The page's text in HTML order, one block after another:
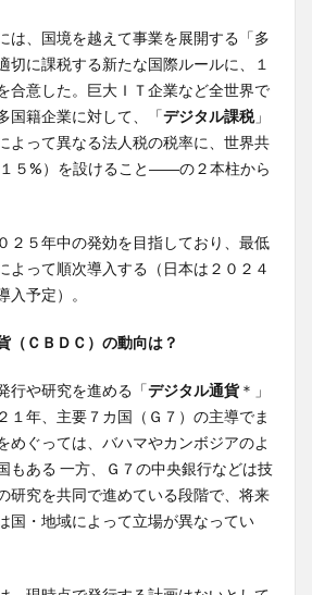
は、国境を越えて事業を展開する「多
切に課税する新たな国際ルールに、１
合意した。巨大ＩＴ企業など全世界で
国籍企業に対して、「デジタル課税」
よって異なる法人税の税率に、世界共
５%）を設けること――の２本柱から
２５年中の発効を目指しており、最低
よって順次導入する（日本は２０２４
入予定）。
（ＣＢＤＣ）の動向は？
行や研究を進める「デジタル通貨 ＊」
１年、主要７カ国（Ｇ７）の主導でま
めぐっては、バハマやカンボジアのよ
もある 一方、Ｇ７の中央銀行などは技
研究を共同で進めている段階で、将来
国・地域によって立場が異なってい